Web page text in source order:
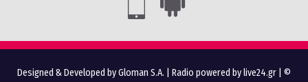
Designed & Developed by Gloman S.A. Radio powered by live24.gr | ©